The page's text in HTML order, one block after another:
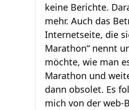
keine Berichte.
mehr. Auch das
Internetseite, die
Marathon“ nennt
möchte, wie man
Marathon und
dann obsolet. Es
mich von der web-